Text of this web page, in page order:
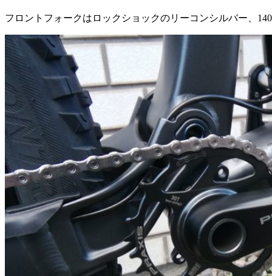
フロントフォークはロックショックのリーコンシルバー、